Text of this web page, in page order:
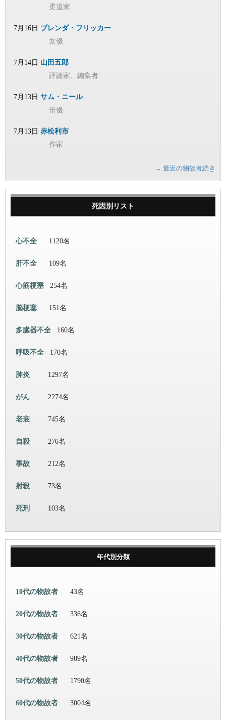
柔道家
7月16日 ブレンダ・フリッカー
女優
7月14日 山田五郎
評論家、編集者
7月13日 サム・ニール
俳優
7月13日 赤松利市
作家
→ 最近の物故者続き
死因別リスト
心不全 1120名
肝不全 109名
心筋梗塞 254名
脳梗塞 151名
多臓器不全 160名
呼吸不全 170名
肺炎 1297名
がん 2274名
老衰 745名
自殺 276名
事故 212名
射殺 73名
死刑 103名
年代別分類
10代の物故者 43名
20代の物故者 336名
30代の物故者 621名
40代の物故者 989名
50代の物故者 1790名
60代の物故者 3004名